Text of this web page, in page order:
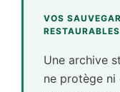
VOS
Une archive
ne protège ni